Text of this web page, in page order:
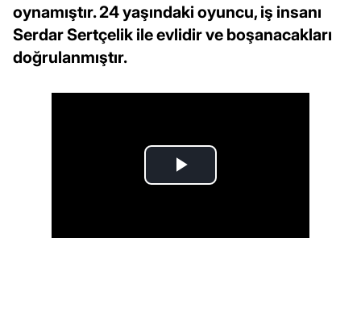
oynamıştır. 24 yaşındaki oyuncu, iş insanı
Serdar Sertçelik ile evlidir ve boşanacakları
doğrulanmıştır.